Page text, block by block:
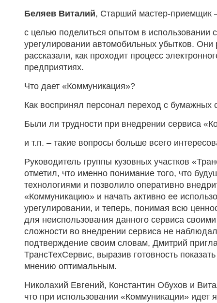
Беляев Виталий, Старший мастер-приемщик
с целью поделиться опытом в использовании
урегулировании автомобильных убытков. Они
рассказали, как проходит процесс
предприятиях.
Что дает «Коммуникация»?
Как воспринял персонал переход с бумажных
Были ли трудности при внедрении сервиса
и т.п. – такие вопросы больше всего
Руководитель группы кузовных участков
отметил, что именно понимание того, что
технологиями и позволило оперативно
«Коммуникацию» и начать активно ее
урегулировании, и теперь, понимая всю
для неиспользования данного сервиса
сложности во внедрении сервиса не
подтверждение своим словам, Дмитрий
ТрансТехСервис, выразив готовность
мнению оптимальным.
Николахий Евгений, Константин Обухов и
что при использовании «Коммуникации»